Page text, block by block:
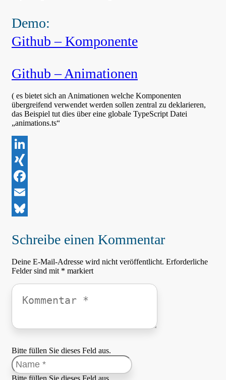
Demo:
Github – Komponente
Github – Animationen
( es bietet sich an Animationen welche Komponenten
übergreifend verwendet werden sollen zentral zu deklarieren,
das Beispiel tut dies über eine globale TypeScript Datei
„animations.ts“
LinkedIn
XING
Facebook
Email
Schreibe einen Kommentar
Deine E-Mail-Adresse wird nicht veröffentlicht. Erforderliche
Felder sind mit * markiert
Bitte füllen Sie dieses Feld aus.